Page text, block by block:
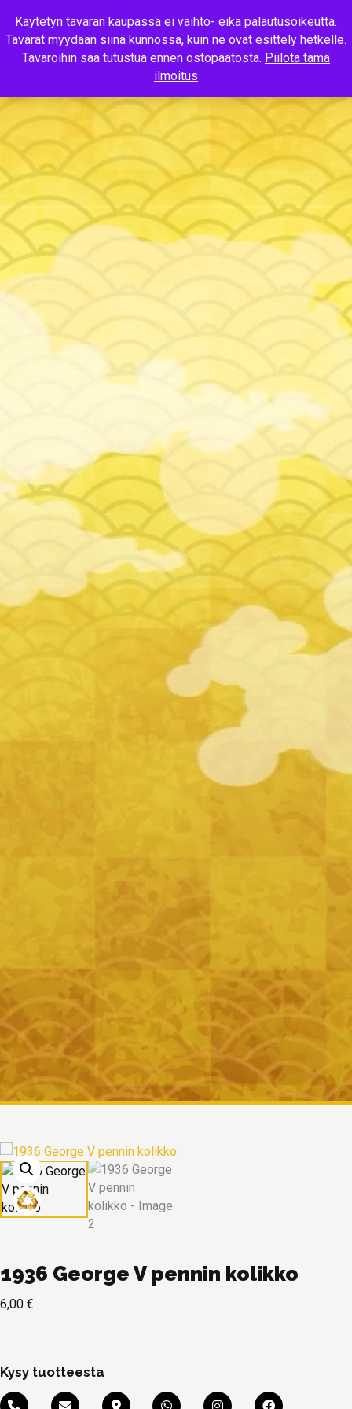
MENU
1936 George V pennin kolikko
6,00 €
Kysy tuotteesta
Käytetyn tavaran kaupassa ei vaihto- eikä palautusoikeutta.
Tavarat myydään siinä kunnossa, kuin ne ovat esittely hetkelle.
Tavaroihin saa tutustua ennen ostopäätöstä. Piilota tämä
ilmoitus